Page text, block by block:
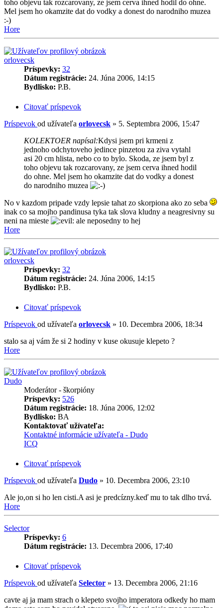
toho objevu tak rozcarovany, ze jsem cerva ihned hodil do ohne.
Mel jsem ho okamzite dat do vodky a donest do narodniho muzea
:-)
Hore
orlovecsk
Príspevky: 32
Dátum registrácie: 24. Júna 2006, 14:15
Bydlisko: P.B.
Citovať príspevok
Príspevok od užívateľa orlovecsk » 5. Septembra 2006, 15:47
KOLEKTOER napísal:Kdysi jsem pri krmeni z
jednoho odchytoveho jedince pinzetou za ziva vytahl
asi 20 cm hlista, nebo co to bylo. Skoda, ze jsem byl z
toho objevu tak rozcarovany, ze jsem cerva ihned hodil
do ohne. Mel jsem ho okamzite dat do vodky a donest
do narodniho muzea
No v kazdom pripade vzdy lepsie tahat zo skorpiona ako zo seba
inak co sa mojho pandinusa tyka tak slova kludny a neagresivny su
neni na mieste
ale neposedny to hej
Hore
orlovecsk
Príspevky: 32
Dátum registrácie: 24. Júna 2006, 14:15
Bydlisko: P.B.
Citovať príspevok
Príspevok od užívateľa orlovecsk » 10. Decembra 2006, 18:34
stalo sa aj vám že si 2 hodiny v kuse okusuje klepeto ?
Hore
Dudo
Moderátor - škorpióny
Príspevky: 526
Dátum registrácie: 18. Júna 2006, 12:02
Bydlisko: BA
Kontaktovať užívateľa:
Kontaktné informácie užívateľa - Dudo
ICQ
Citovať príspevok
Príspevok od užívateľa Dudo » 10. Decembra 2006, 23:10
Ale jo,on si ho len cisti.A asi je predcízny.keď mu to tak dlho trvá.
Hore
Selector
Príspevky: 6
Dátum registrácie: 13. Decembra 2006, 17:40
Citovať príspevok
Príspevok od užívateľa Selector » 13. Decembra 2006, 21:16
cavte aj ja mam strach o klepeto svojho imperatora odkedy ho mam